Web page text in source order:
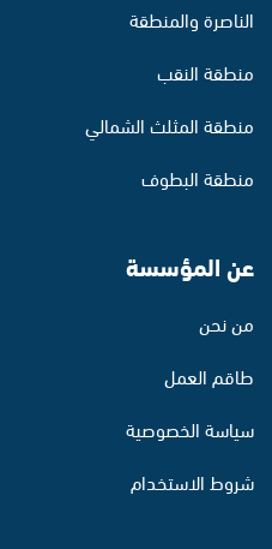
الناصرة والمنطقة
منطقة النقب
منطقة المثلث الشمالي
منطقة البطوف
عن المؤسسة
من نحن
طاقم العمل
سياسة الخصوصية
شروط الاستخدام